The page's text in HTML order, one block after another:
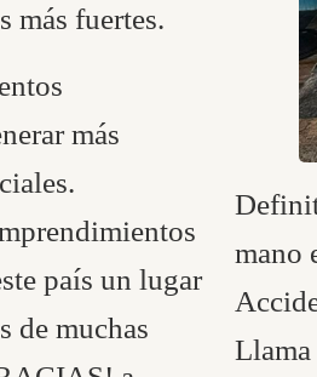
más fuertes.
más
país un lugar
de muchas
mano
Llama